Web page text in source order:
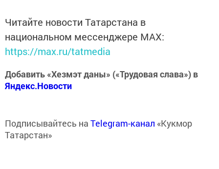
Читайте новости Татарстана в
национальном мессенджере MАХ:
https://max.ru/tatmedia
Добавить «Хезмэт даны» («Трудовая слава») в
Яндекс.Новости
Подписывайтесь на Telegram-канал «Кукмор
Татарстан»